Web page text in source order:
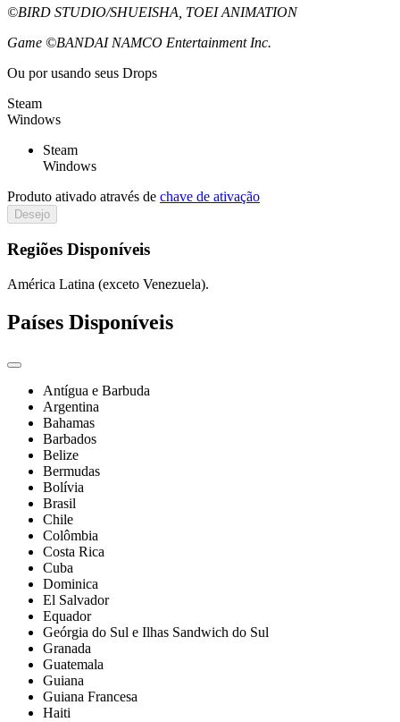
©BIRD STUDIO/SHUEISHA, TOEI ANIMATION
Game ©BANDAI NAMCO Entertainment Inc.
Ou porusando seus Drops
Steam
Windows
Steam
Windows
Produto ativado através de chave de ativação
Desejo
Regiões Disponíveis
América Latina (exceto Venezuela).
Países Disponíveis
Antígua e Barbuda
Argentina
Bahamas
Barbados
Belize
Bermudas
Bolívia
Brasil
Chile
Colômbia
Costa Rica
Cuba
Dominica
El Salvador
Equador
Geórgia do Sul e Ilhas Sandwich do Sul
Granada
Guatemala
Guiana
Guiana Francesa
Haiti